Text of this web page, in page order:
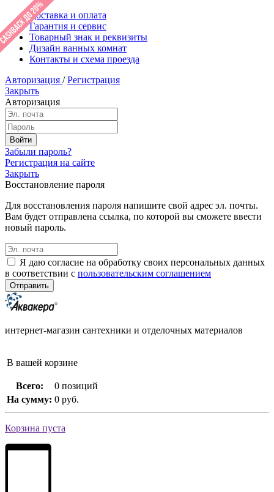
Доставка и оплата
Гарантия и сервис
Товарный знак и реквизиты
Дизайн ванных комнат
Контакты и схема проезда
Авторизация / Регистрация
Закрыть
Авторизация
Забыли пароль?
Регистрация на сайте
Закрыть
Восстановление пароля
Для восстановления пароля напишите свой адрес эл. почты.
Вам будет отправлена ссылка, по которой вы сможете ввести
новый пароль.
Я даю согласие на обработку своих персональных данных
в соответствии с пользовательским соглашением
интернет-магазин сантехники и отделочных материалов
В вашей корзине
Всего:
0 позиций
На сумму: 0 руб.
Корзина пуста